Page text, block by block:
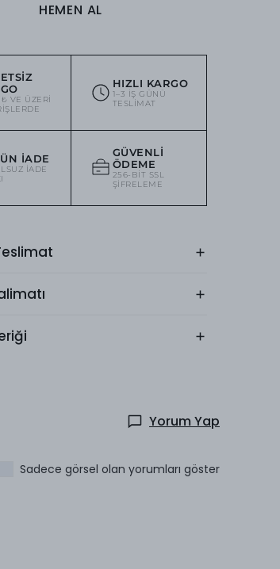
HEMEN AL
VE ÜZERI
HIZLI KARGO
1–3 IŞ GÜNÜ
TESLIMAT
İADE
IADE
GÜVENLI
ÖDEME
256-BIT SSL
ŞIFRELEME
Yorum Yap
Sadece görsel olan yorumları göster